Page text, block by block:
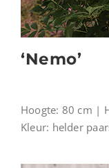
‘Nemo’
Hoogte: 80 cm |
Kleur: helder